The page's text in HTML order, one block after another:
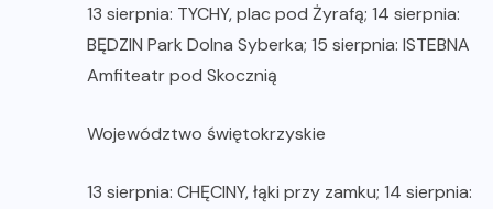
13 sierpnia: TYCHY, plac pod Żyrafą; 14 sierpnia:
BĘDZIN Park Dolna Syberka; 15 sierpnia: ISTEBNA
Amfiteatr pod Skocznią
Województwo świętokrzyskie
13 sierpnia: CHĘCINY, łąki przy zamku; 14 sierpnia: